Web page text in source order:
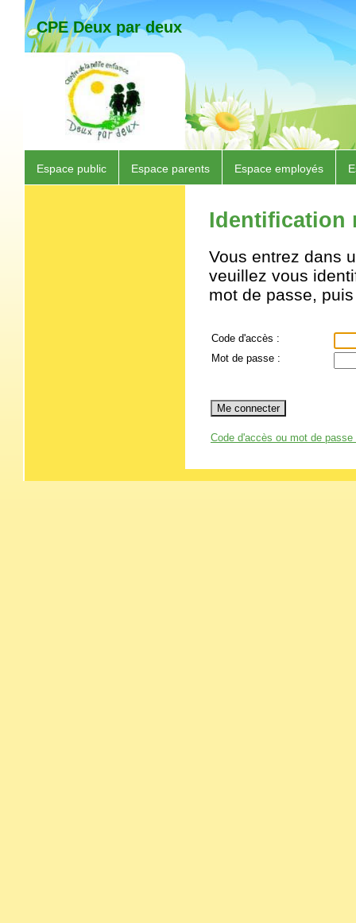
CPE Deux par deux
Espace public Espace parents Espace employés
Identification
Vous entrez dans
veuillez vous
mot de passe,
Code d'accès :
Mot de passe :
Code d'accès ou mot de passe